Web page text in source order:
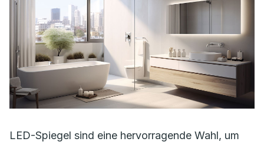
LED-Spiegel sind eine hervorragende Wahl, um